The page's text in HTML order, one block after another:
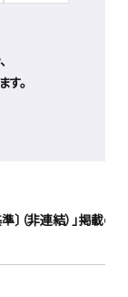
。
（非連結）」掲載の